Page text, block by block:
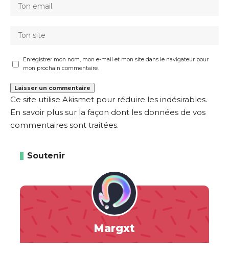
Enregistrer mon nom, mon e-mail et mon site dans le navigateur pour
mon prochain commentaire.
Ce site utilise Akismet pour réduire les indésirables.
En savoir plus sur la façon dont les données de vos
commentaires sont traitées.
Soutenir
Margxt